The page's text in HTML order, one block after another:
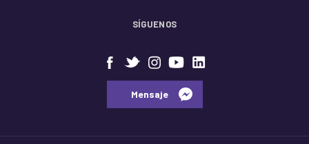
SÍGUENOS
⠀⠀Mensaje⠀